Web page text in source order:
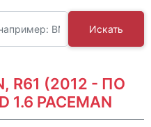
Искать
R61 (2012 - ПО
1.6 PACEMAN